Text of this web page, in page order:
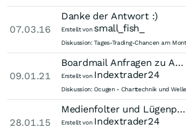
07.03.16
Danke der Antwort :)
Erstellt von small_fish_
Diskussion:
09.01.21
Boardmail Anfragen zu Aktien und anderen Werten...
Erstellt von Indextrader24
Diskussion:
28.01.15
Medienfolter und Lügenpresse...
Erstellt von Indextrader24